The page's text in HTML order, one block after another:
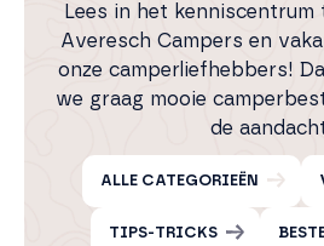
Lees in het
Averesch Campers en
onze camperliefhebbers!
we graag mooie
de
TIPS-TRICKS
ALLE CATEGORIEËN